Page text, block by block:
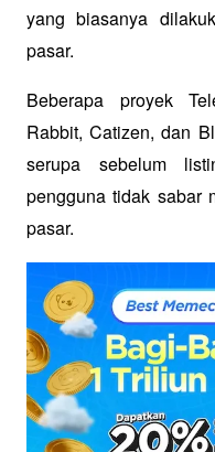
yang biasanya
pasar.
Beberapa proyek
Rabbit, Catizen, dan
serupa sebelum
pengguna tidak sabar
pasar.